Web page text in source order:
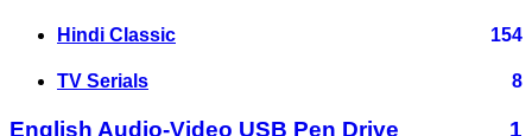
Hindi Classic 154
TV Serials 8
English Audio-Video USB Pen Drive
1